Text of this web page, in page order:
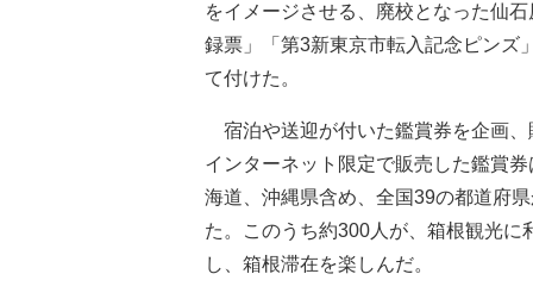
をイメージさせる、廃校となった仙
録票」「第3新東京市転入記念ピンズ
て付けた。
宿泊や送迎が付いた鑑賞券を企画
インターネット限定で販売した鑑賞
海道、沖縄県含め、全国39の都道府
た。このうち約300人が、箱根観光
し、箱根滞在を楽しんだ。